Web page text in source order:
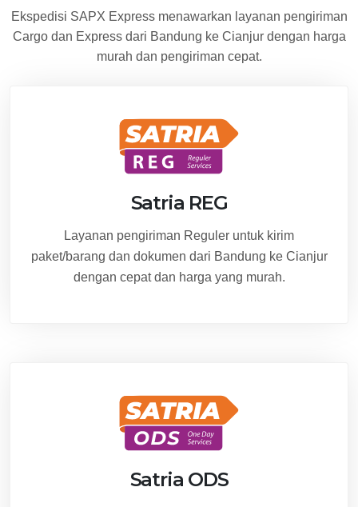
Ekspedisi SAPX Express menawarkan layanan pengiriman
Cargo dan Express dari Bandung ke Cianjur dengan harga
murah dan pengiriman cepat.
Satria REG
Layanan pengiriman Reguler untuk kirim
paket/barang dan dokumen dari Bandung ke Cianjur
dengan cepat dan harga yang murah.
Satria ODS